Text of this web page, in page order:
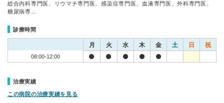
総合内科専門医、リウマチ専門医、感染症専門医、血液専門医、外科専門医、
糖尿病専…
診療時間
月 火 水 木 金 土 日 祝
08:00-12:00
治療実績
この病院の治療実績を見る